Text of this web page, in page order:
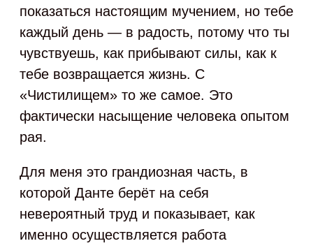
показаться настоящим мучением, но тебе
каждый день — в радость, потому что ты
чувствуешь, как прибывают силы, как к
тебе возвращается жизнь. С
«Чистилищем» то же самое. Это
фактически насыщение человека опытом
рая.
Для меня это грандиозная часть, в
которой Данте берёт на себя
невероятный труд и показывает, как
именно осуществляется работа